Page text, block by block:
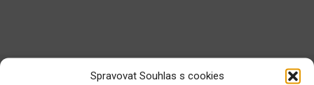
Spravovat Souhlas s cookies